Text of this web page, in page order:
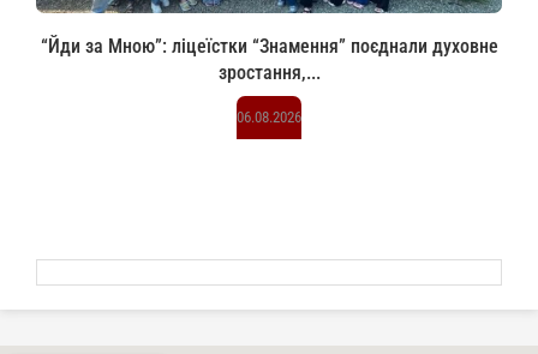
“Йди за Мною”: ліцеїстки “Знамення” поєднали духовне
зростання,...
06.08.2026